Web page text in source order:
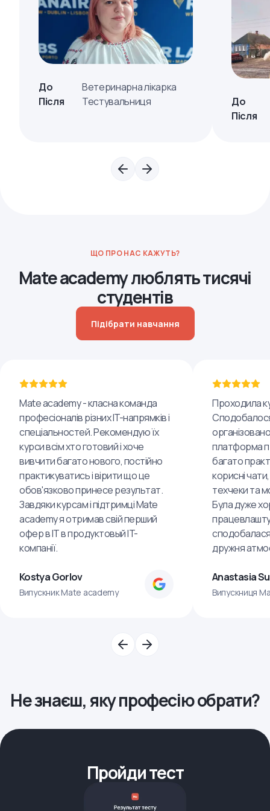
До
Ветеринарна лікарка
Після
Тестувальниця
До
Після
ЩО ПРО НАС КАЖУТЬ?
Mate academy люблять тисячі
студентів
Підібрати навчання
Mate academy - класна команда
професіоналів різних IT-напрямків і
спеціальностей. Рекомендую їх
курси всім хто готовий і хоче
вивчити багато нового, постійно
практикуватись і вірити що це
обов'язково принесе результат.
Завдяки курсам і підтримці Mate
academy я отримав свій перший
офер в IT в продуктовый IT-
компанії.
Kostya Gorlov
Випускник Mate academy
Проходила
платформа
багато
корисні
техчеки та
Була дуже
дружня
Anastasia
Випускниця
Не знаєш, яку професію обрати?
Пройди тест